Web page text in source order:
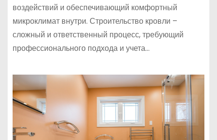
воздействий и обеспечивающий комфортный
микроклимат внутри. Строительство кровли –
сложный и ответственный процесс, требующий
профессионального подхода и учета…